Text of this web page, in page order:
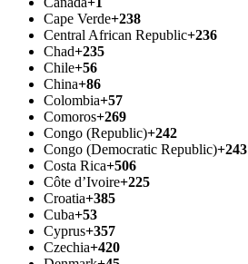
Cape Verde+238
Central African Republic+236
Chad+235
Chile+56
China+86
Colombia+57
Comoros+269
Congo (Republic)+242
Congo (Democratic Republic)+243
Costa Rica+506
Côte d’Ivoire+225
Croatia+385
Cuba+53
Cyprus+357
Czechia+420